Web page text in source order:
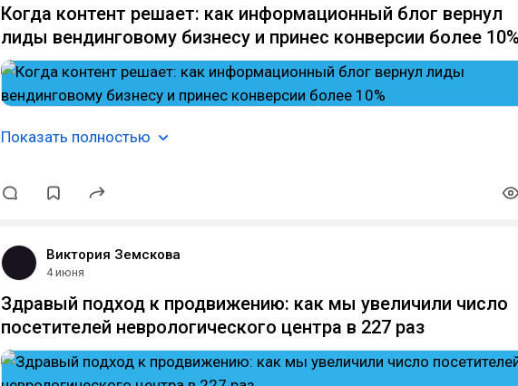
Когда контент решает: как информационный блог вернул
лиды вендинговому бизнесу и принес конверсии более
Показать полностью
Виктория Земскова
4 июня
Здравый подход к продвижению: как мы увеличили число
посетителей неврологического центра в 227 раз